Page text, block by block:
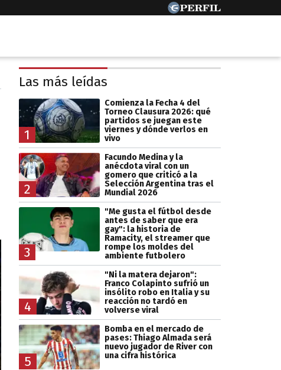
Las más leídas
1
Comienza la Fecha 4 del
Torneo Clausura 2026: qué
partidos se juegan este
viernes y dónde verlos en
vivo
2
Facundo Medina y la
anécdota viral con un
gomero que criticó a la
Selección Argentina tras el
Mundial 2026
3
"Me gusta el fútbol desde
antes de saber que era
gay": la historia de
Ramacity, el streamer que
rompe los moldes del
ambiente futbolero
4
"Ni la matera dejaron":
Franco Colapinto sufrió un
insólito robo en Italia y su
reacción no tardó en
volverse viral
5
Bomba en el mercado de
pases: Thiago Almada será
nuevo jugador de River con
una cifra histórica